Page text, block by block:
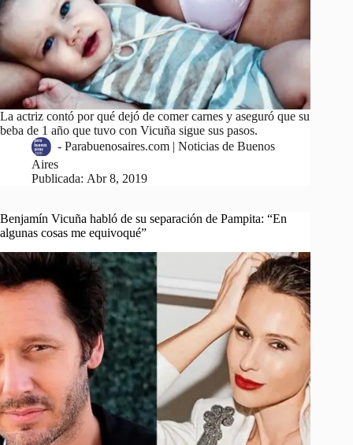
La actriz contó por qué dejó de comer carnes y aseguró que su
beba de 1 año que tuvo con Vicuña sigue sus pasos.
- Parabuenosaires.com | Noticias de Buenos
Aires
Publicada: Abr 8, 2019
Benjamín Vicuña habló de su separación de Pampita: “En
algunas cosas me equivoqué”